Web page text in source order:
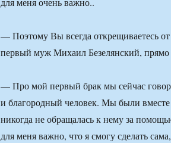
— Поэтому Вы всегда открещиваетесь
первый муж Михаил Безелянский,
— Про мой первый брак мы сейчас
и благородный человек. Мы были вместе
никогда не обращалась к нему за
для меня важно, что я смогу сделать